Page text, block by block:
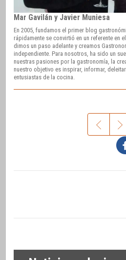
Mar Gavilán y Javier Muniesa
En 2005, fundamos el primer blog
rápidamente se convirtió en un referente en
dimos un paso adelante y creamos
independiente. Para nosotros, ha sido un
nuestras pasiones por la gastronomía, la
nuestro objetivo es inspirar, informar,
entusiastas de la cocina.